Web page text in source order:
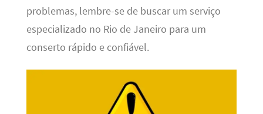
problemas, lembre-se de buscar um serviço
especializado no Rio de Janeiro para um
conserto rápido e confiável.